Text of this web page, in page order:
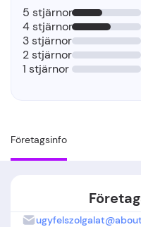
Företagsinfo
5 stjärnor
4 stjärnor
3 stjärnor
2 stjärnor
1 stjärnor